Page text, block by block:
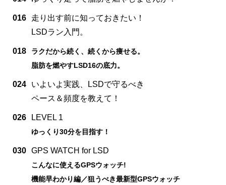
016
走り出す前に知っておきたい！
LSDラン入門。
018
ラクだから続く、続くから痩せる。
脂肪を燃やすLSD16の底力。
024
いよいよ実践、LSDで守るべき
ペース＆頻度を教えて！
026 LEVEL 1
ゆっくり30分を目指す！
030 GPS WATCH for LSD
こんなに使えるGPSウォッチ!
機能早わかり編／狙うべき最新型GPSウォッチ